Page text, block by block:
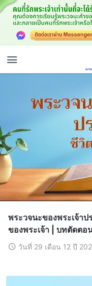
พระวจนะของพระเจ้า
ของพระเจ้า | บทตัดตอ
วันที่ 29 เดือน 12 ปี